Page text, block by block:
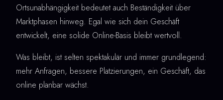
Ortsunabhängigkeit bedeutet auch Beständigkeit über
Marktphasen hinweg. Egal wie sich dein Geschäft
entwickelt, eine solide Online-Basis bleibt wertvoll.
Was bleibt, ist selten spektakulär und immer grundlegend:
mehr Anfragen, bessere Platzierungen, ein Geschäft, das
online planbar wächst.